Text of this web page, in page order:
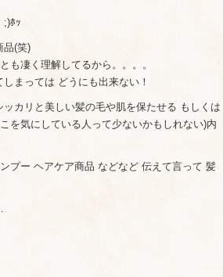
;)ﾎｯ
品(笑)
も凄く理解してるから。。。。
まっては どうにも出来ない！
カリと美しい髪の毛や肌を保たせる もしくは
を気にしている人って少ないかもしれない)内
プー ヘアケア商品 などなど 伝えて言って 髪